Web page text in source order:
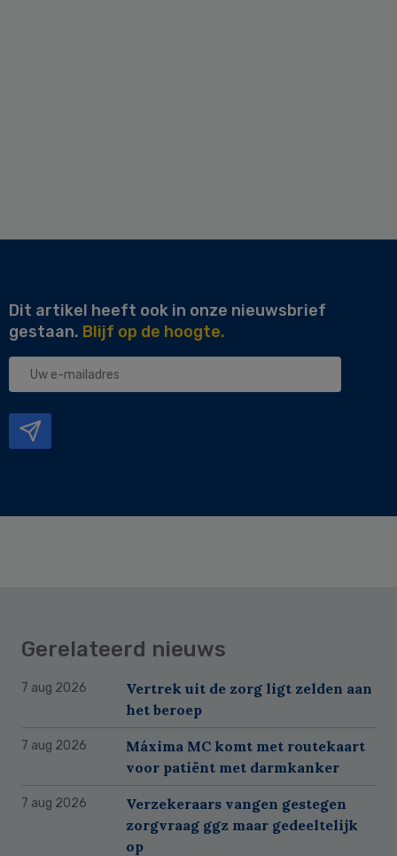
Dit artikel heeft ook in onze nieuwsbrief
gestaan. Blijf op de hoogte.
Uw
Gerelateerd nieuws
7 aug 2026
Vertrek uit de zorg ligt zelden aan
het beroep
7 aug 2026
Máxima MC komt met routekaart
voor patiënt met darmkanker
7 aug 2026
Verzekeraars vangen gestegen
zorgvraag ggz maar gedeeltelijk
op